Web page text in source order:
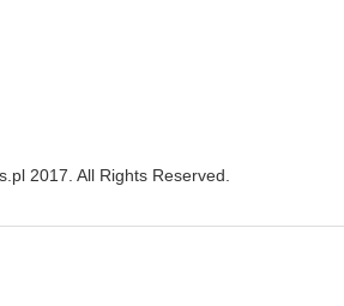
2017. All Rights Reserved.